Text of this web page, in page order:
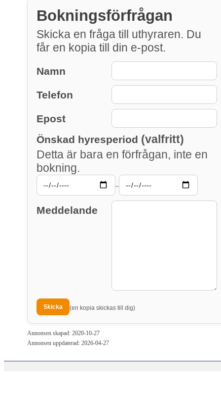
Bokningsförfrågan
Skicka en fråga till uthyraren. Du
får en kopia till din e-post.
Namn
Telefon
Epost
Önskad hyresperiod (valfritt)
Detta är bara en förfrågan, inte en
bokning.
–
Meddelande
(en kopia skickas till dig)
Annonsen skapad: 2020-10-27
Annonsen uppdaterad: 2026-04-27